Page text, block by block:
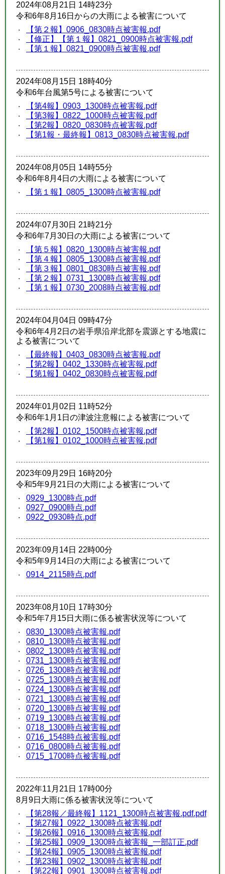
2024年08月21日 14時23分
令和6年8月16日からの大雨による被害について
【第２報】0906_0830時点被害報.pdf
【修正】【第１報】0821_0900時点被害報.pdf
【第１報】0821_0900時点被害報.pdf
2024年08月15日 18時40分
令和6年台風第5号による被害について
【第4報】0903_1300時点被害報.pdf
【第3報】0822_1000時点被害報.pdf
【第2報】0820_0830時点被害報.pdf
【第1報・最終報】0813_0830時点被害報.pdf
2024年08月05日 14時55分
令和6年8月4日の大雨による被害について
【第１報】0805_1300時点被害報.pdf
2024年07月30日 21時21分
令和6年7月30日の大雨による被害について
【第５報】0820_1300時点被害報.pdf
【第４報】0805_1300時点被害報.pdf
【第３報】0801_0830時点被害報.pdf
【第２報】0731_1300時点被害報.pdf
【第１報】0730_2008時点被害報.pdf
2024年04月04日 09時47分
令和6年4月2日の岩手県沿岸北部を震源とする地震に
よる被害について
【最終報】0403_0830時点被害報.pdf
【第2報】0402_1330時点被害報.pdf
【第1報】0402_0830時点被害報.pdf
2024年01月02日 11時52分
令和6年1月1日の津波注意報による被害について
【第2報】0102_1500時点被害報.pdf
【第1報】0102_1000時点被害報.pdf
2023年09月29日 16時20分
令和5年9月21日の大雨による被害について
0929_1300時点.pdf
0927_0900時点.pdf
0922_0930時点.pdf
2023年09月14日 22時00分
令和5年9月14日の大雨による被害について
0914_2115時点.pdf
2023年08月10日 17時30分
令和5年7月15日大雨に係る被害状況等について
0830_1300時点被害報.pdf
0810_1300時点被害報.pdf
0802_1300時点被害報.pdf
0731_1300時点被害報.pdf
0726_1300時点被害報.pdf
0725_1300時点被害報.pdf
0724_1300時点被害報.pdf
0721_1300時点被害報.pdf
0720_1300時点被害報.pdf
0719_1300時点被害報.pdf
0718_1300時点被害報.pdf
0716_1548時点被害報.pdf
0716_0800時点被害報.pdf
0715_1700時点被害報.pdf
2022年11月21日 17時00分
8月9日大雨に係る被害状況等について
【第28報／最終報】1121_1300時点被害報.pdf.pdf
【第27報】0922_1300時点被害報.pdf
【第26報】0916_1300時点被害報.pdf
【第25報】0909_1300時点被害報_一部訂正.pdf
【第24報】0905_1300時点被害報.pdf
【第23報】0902_1300時点被害報.pdf
【第22報】0901_1300時点被害報.pdf